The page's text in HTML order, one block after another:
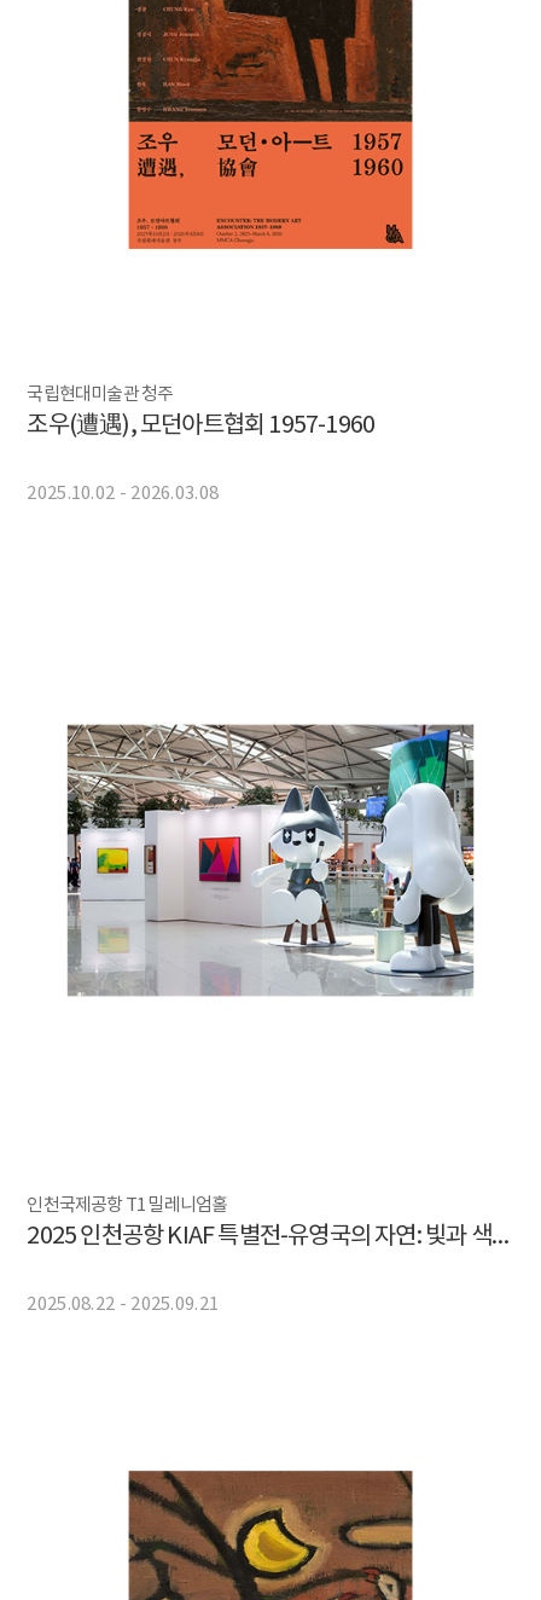
국립현대미술관 청주
조우(遭遇), 모던아트협회 1957-1960
2025.10.02 - 2026.03.08
인천국제공항 T1 밀레니엄홀
2025 인천공항 KIAF 특별전-유영국의 자연: 빛과 색의 여행 X 폴앤바니
2025.08.22 - 2025.09.21